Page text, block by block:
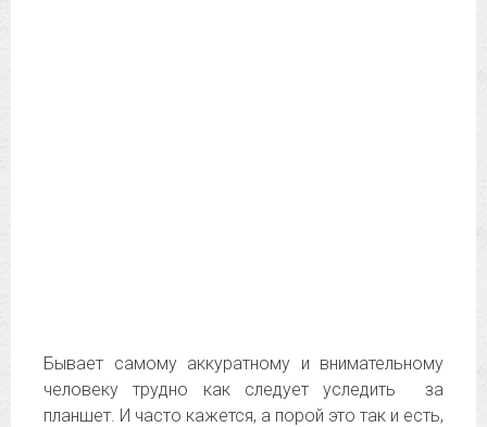
Бывает самому аккуратному и внимательному
человеку трудно как следует уследить за
планшет. И часто кажется, а порой это так и есть,